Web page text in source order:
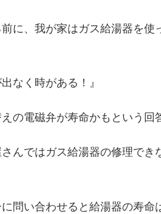
に、我が家はガス給湯器を
なく時がある！』
の電磁弁が寿命かもという回
んではガス給湯器の修理で
問い合わせると給湯器の寿命